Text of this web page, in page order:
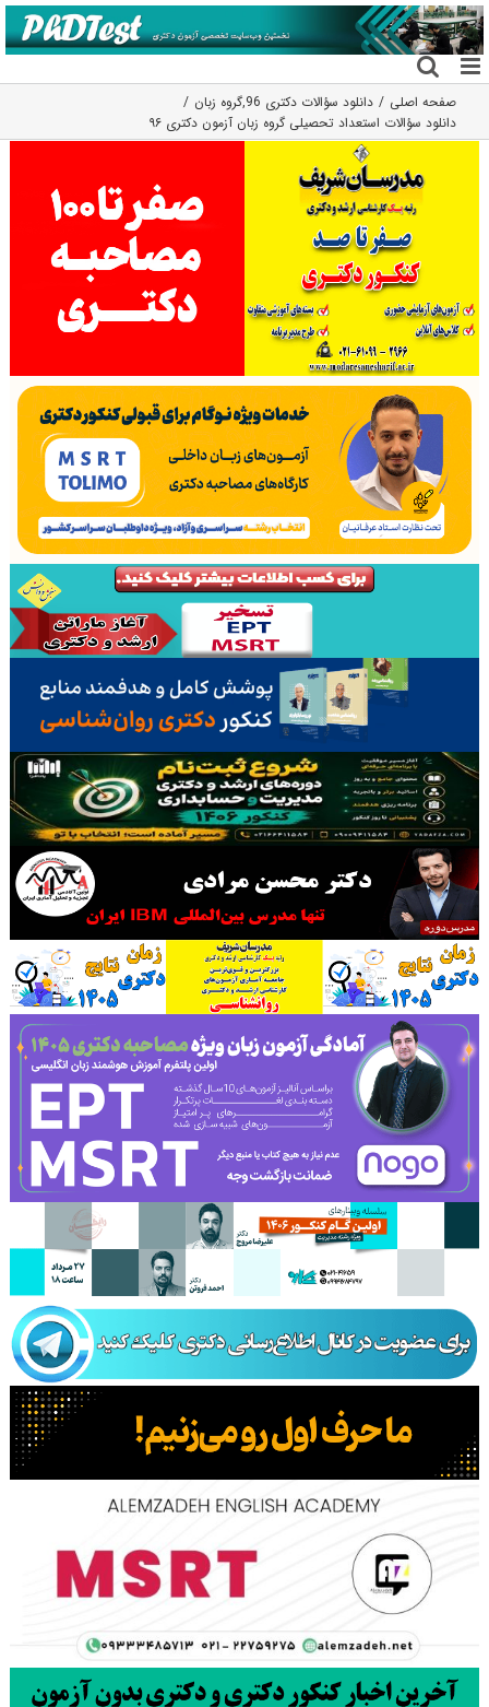
رفتن
به
محتوا
صفحه اصلی دانلود سؤالات دکتری 96 ,گروه زبان
دانلود سؤالات استعداد تحصیلی گروه زبان آزمون دکتری ۹۶